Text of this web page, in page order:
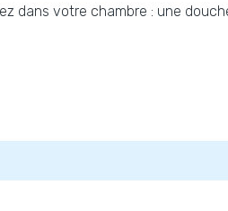
votre chambre : une